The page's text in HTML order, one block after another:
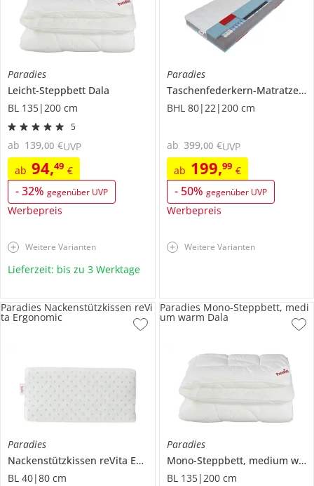
Paradies
Leicht-Steppbett Dala
BL 135|200 cm
5
ab 94,49 €
-32% gegenüber UVP
Werbepreis
ab 139,00 €UVP
Weitere Varianten
Lieferzeit: bis zu 3 Werktage
Paradies
Taschenfederkern-Matratze
BHL 80|22|200 cm
ab 199,99 €
- 50% gegenüber UVP
Werbepreis
ab 399,00 €UVP
Weitere Varianten
Paradies
Nackenstützkissen reVita Ergonomic
BL 40|80 cm
Paradies Nackenstützkissen reVi
ta Ergonomic
Paradies
Mono-Steppbett, medium warm
BL 135|200 cm
Paradies Mono-Steppbett, medi
um warm Dala